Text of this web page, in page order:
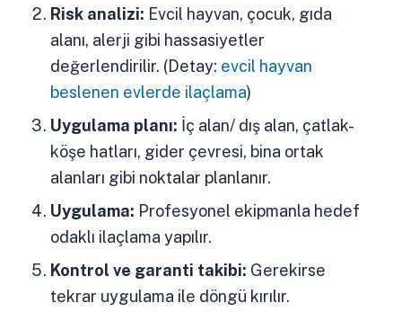
Risk analizi: Evcil hayvan, çocuk, gıda
alanı, alerji gibi hassasiyetler
değerlendirilir. (Detay: evcil hayvan
beslenen evlerde ilaçlama)
Uygulama planı: İç alan/ dış alan, çatlak-
köşe hatları, gider çevresi, bina ortak
alanları gibi noktalar planlanır.
Uygulama: Profesyonel ekipmanla hedef
odaklı ilaçlama yapılır.
Kontrol ve garanti takibi: Gerekirse
tekrar uygulama ile döngü kırılır.